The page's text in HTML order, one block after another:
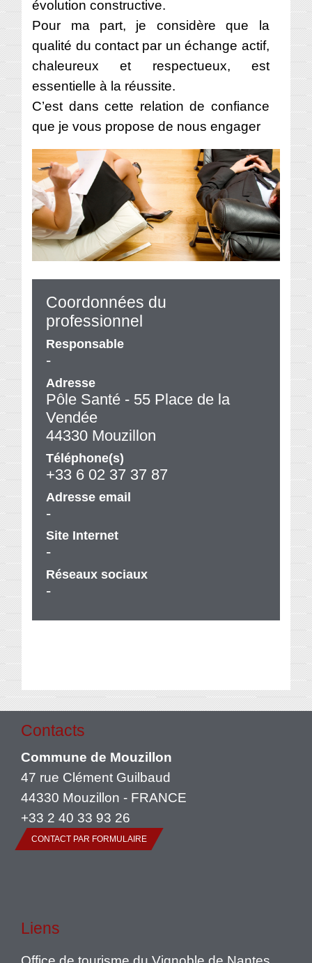
évolution constructive.
Pour ma part, je considère que la
qualité du contact par un échange actif,
chaleureux et respectueux, est
essentielle à la réussite.
C’est dans cette relation de confiance
que je vous propose de nous engager
Coordonnées du
professionnel
Responsable
-
Adresse
Pôle Santé - 55 Place de la
Vendée
44330 Mouzillon
Téléphone(s)
+33 6 02 37 37 87
Adresse email
-
Site Internet
-
Réseaux sociaux
-
Contacts
Commune de Mouzillon
47 rue Clément Guilbaud
44330 Mouzillon - FRANCE
+33 2 40 33 93 26
CONTACT PAR FORMULAIRE
Liens